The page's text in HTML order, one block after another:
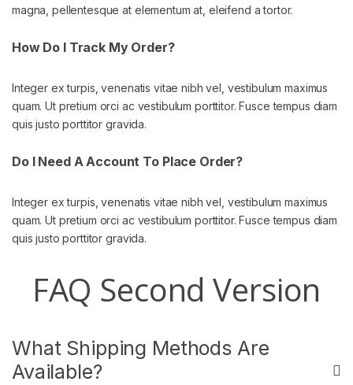
magna, pellentesque at elementum at, eleifend a tortor.
How Do I Track My Order?
Integer ex turpis, venenatis vitae nibh vel, vestibulum maximus
quam. Ut pretium orci ac vestibulum porttitor. Fusce tempus diam
quis justo porttitor gravida.
Do I Need A Account To Place Order?
Integer ex turpis, venenatis vitae nibh vel, vestibulum maximus
quam. Ut pretium orci ac vestibulum porttitor. Fusce tempus diam
quis justo porttitor gravida.
FAQ Second Version
What Shipping Methods Are
Available?